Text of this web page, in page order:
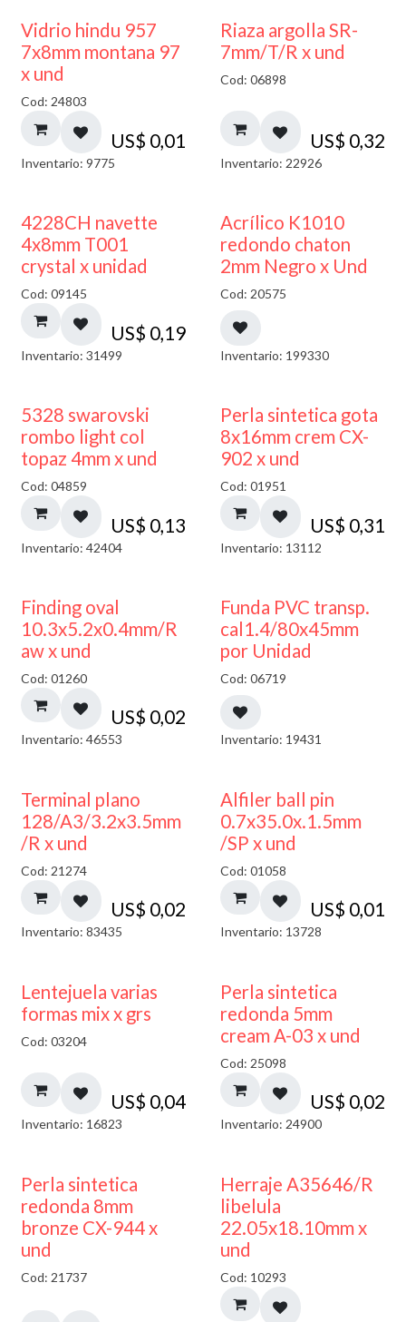
40% DESCUENTO
Vidrio hindu 957
7x8mm montana 97
x und
Cod: 24803
US$ 0,01
Inventario: 9775
Riaza argolla SR-
7mm/T/R x und
Cod: 06898
US$ 0,32
Inventario: 22926
4228CH navette
4x8mm T001
crystal x unidad
Cod: 09145
US$ 0,19
Inventario: 31499
50% DESCUENTO
Acrílico K1010
redondo chaton
2mm Negro x Und
Cod: 20575
Inventario: 199330
5328 swarovski
rombo light col
topaz 4mm x und
Cod: 04859
US$ 0,13
Inventario: 42404
Perla sintetica gota
8x16mm crem CX-
902 x und
Cod: 01951
US$ 0,31
Inventario: 13112
Finding oval
10.3x5.2x0.4mm/R
aw x und
Cod: 01260
US$ 0,02
Inventario: 46553
Funda PVC transp.
cal1.4/80x45mm
por Unidad
Cod: 06719
Inventario: 19431
Terminal plano
128/A3/3.2x3.5mm
/R x und
Cod: 21274
US$ 0,02
Inventario: 83435
Alfiler ball pin
0.7x35.0x.1.5mm
/SP x und
Cod: 01058
US$ 0,01
Inventario: 13728
Lentejuela varias
formas mix x grs
Cod: 03204
US$ 0,04
Inventario: 16823
Perla sintetica
redonda 5mm
cream A-03 x und
Cod: 25098
US$ 0,02
Inventario: 24900
Perla sintetica
redonda 8mm
bronze CX-944 x
und
Cod: 21737
50% DESCUENTO
Herraje A35646/R
libelula
22.05x18.10mm x
und
Cod: 10293